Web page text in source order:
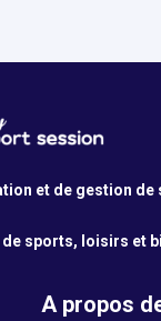
et de gestion
sports, loisirs et
A propos